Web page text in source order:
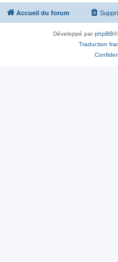
Accueil du forum
Développé parphpBB®
Traduction